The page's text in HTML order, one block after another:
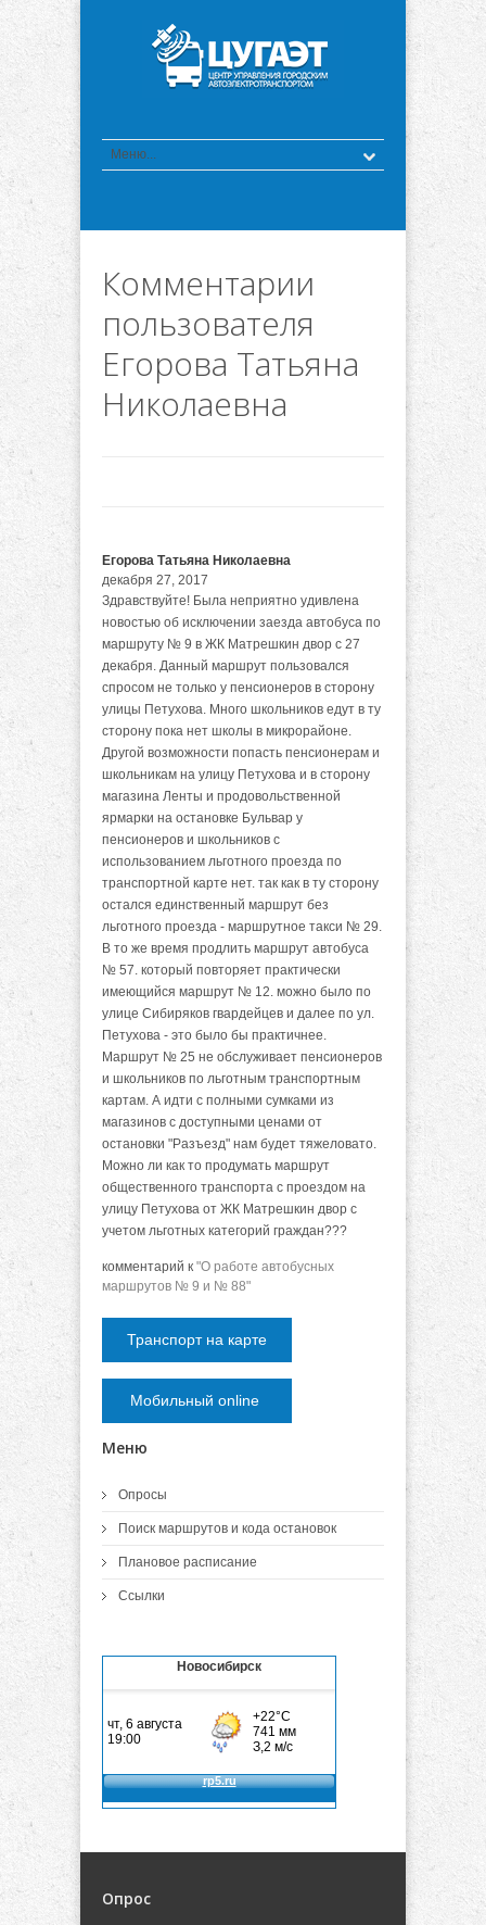
Комментарии
пользователя
Егорова Татьяна
Николаевна
Егорова Татьяна Николаевна
декабря 27, 2017
Здравствуйте! Была неприятно удивлена
новостью об исключении заезда автобуса по
маршруту № 9 в ЖК Матрешкин двор с 27
декабря. Данный маршрут пользовался
спросом не только у пенсионеров в сторону
улицы Петухова. Много школьников едут в ту
сторону пока нет школы в микрорайоне.
Другой возможности попасть пенсионерам и
школьникам на улицу Петухова и в сторону
магазина Ленты и продовольственной
ярмарки на остановке Бульвар у
пенсионеров и школьников с
использованием льготного проезда по
транспортной карте нет. так как в ту сторону
остался единственный маршрут без
льготного проезда - маршрутное такси № 29.
В то же время продлить маршрут автобуса
№ 57. который повторяет практически
имеющийся маршрут № 12. можно было по
улице Сибиряков гвардейцев и далее по ул.
Петухова - это было бы практичнее.
Маршрут № 25 не обслуживает пенсионеров
и школьников по льготным транспортным
картам. А идти с полными сумками из
магазинов с доступными ценами от
остановки "Разъезд" нам будет тяжеловато.
Можно ли как то продумать маршрут
общественного транспорта с проездом на
улицу Петухова от ЖК Матрешкин двор с
учетом льготных категорий граждан???
комментарий к "О работе автобусных
маршрутов № 9 и № 88"
Транспорт на карте
Мобильный online
Меню
Опросы
Поиск маршрутов и кода остановок
Плановое расписание
Ссылки
Новосибирск
Опрос